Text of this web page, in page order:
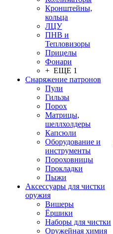
Кронштейны,
кольца
ЛЦУ
ПНВ и
Тепловизоры
Прицелы
Фонари
+ ЕЩЕ 1
Снаряжение патронов
Пули
Гильзы
Порох
Матрицы,
шеллхолдеры
Капсюли
Оборудование и
инструменты
Пороховницы
Прокладки
Пыжи
Аксессуары для чистки
оружия
Вишеры
Ёршики
Наборы для чистки
Оружейная химия